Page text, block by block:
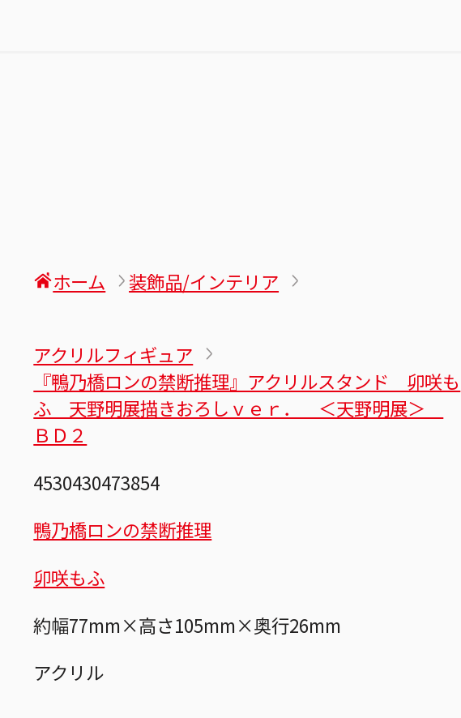
ホーム
装飾品/インテリア
アクリルフィギュア
『鴨乃橋ロンの禁断推理』アクリルスタンド 卯咲も
ふ 天野明展描きおろしｖｅｒ． ＜天野明展＞
ＢＤ２
4530430473854
鴨乃橋ロンの禁断推理
卯咲もふ
約幅77mm×高さ105mm×奥行26mm
アクリル